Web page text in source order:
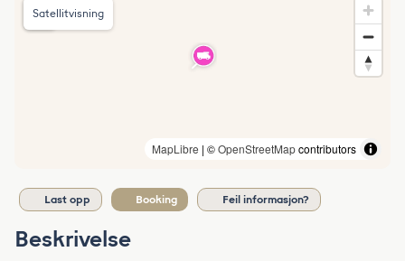
MapLibre | ©OpenStreetMapcontributors
Satellitvisning
Last opp Booking Feil informasjon?
Beskrivelse